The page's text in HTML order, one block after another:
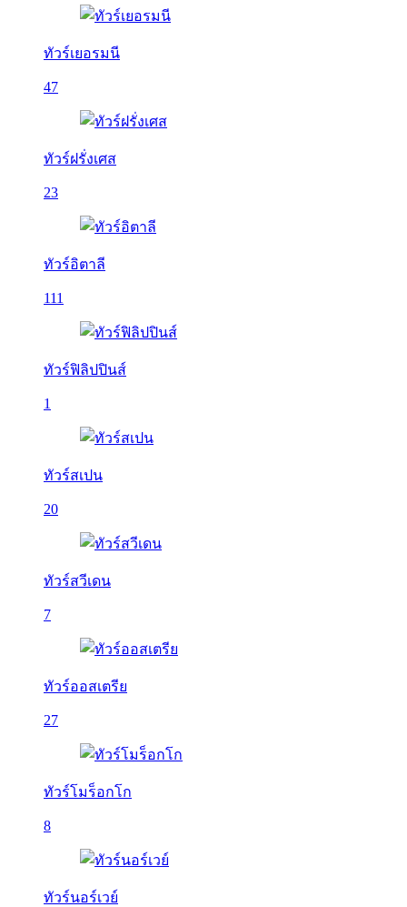
ทัวร์เยอรมนี
47
ทัวร์ฝรั่งเศส
23
ทัวร์อิตาลี
111
ทัวร์ฟิลิปปินส์
1
ทัวร์สเปน
20
ทัวร์สวีเดน
7
ทัวร์ออสเตรีย
27
ทัวร์โมร็อกโก
8
ทัวร์นอร์เวย์